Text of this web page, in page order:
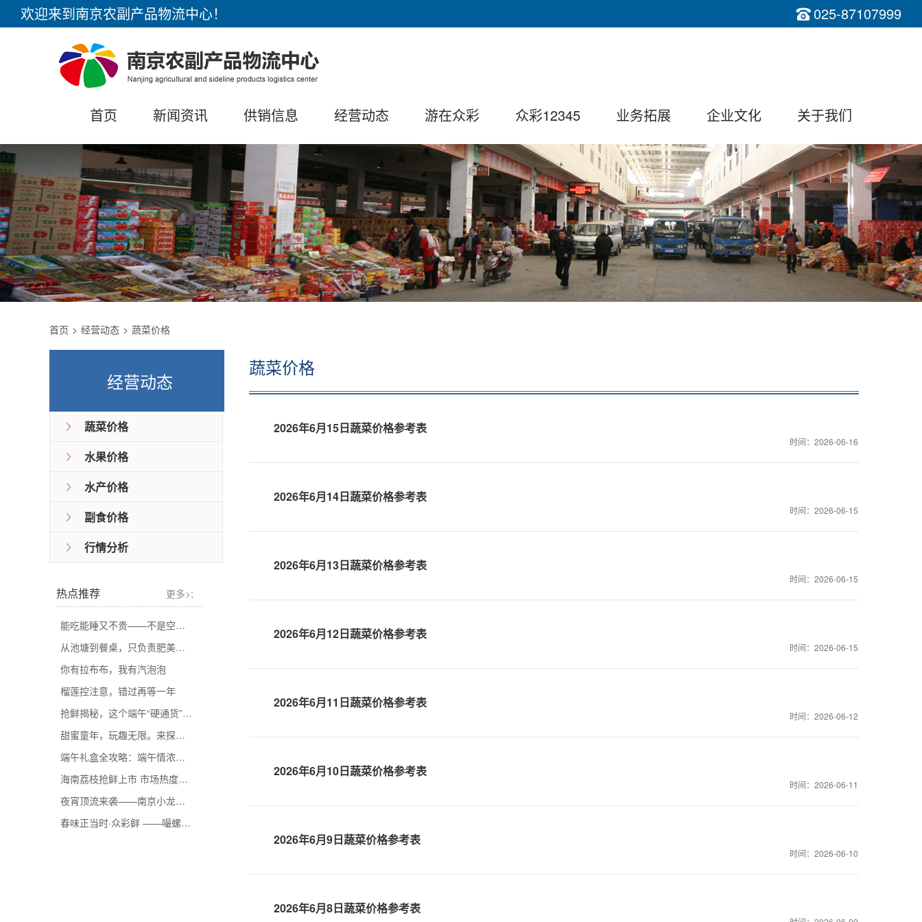
欢迎来到南京农副产品物流中心！ 025-87107999
首页 新闻资讯 供销信息 经营动态 游在众彩 众彩12345 业务拓展 企业文化 关于我们
首页 经营动态 蔬菜价格
经营动态
蔬菜价格
水果价格
水产价格
副食价格
行情分析
热点推荐 更多>;
能吃能睡又不贵——不是空调开不起，抱着冬瓜更有性价比
从池塘到餐桌，只负责肥美不负责低调
你有拉布布，我有汽泡泡
榴莲控注意，错过再等一年
抢鲜揭秘，这个端午“硬通货”身价大起底
甜蜜童年，玩趣无限。来探秘众彩的糖玩宝藏
端午礼盒全攻略：端午情浓，“粽”有奇遇
海南荔枝抢鲜上市 市场热度持续攀升
夜宵顶流来袭——南京小龙虾鲜香上市
春味正当时·众彩鲜 ——嘬螺蛳、啃刀鱼、剥皮皮虾、吮蛏子，一口咬住整个春天
蔬菜价格
2026年6月15日蔬菜价格参考表
时间：2026-06-16
2026年6月14日蔬菜价格参考表
时间：2026-06-15
2026年6月13日蔬菜价格参考表
时间：2026-06-15
2026年6月12日蔬菜价格参考表
时间：2026-06-15
2026年6月11日蔬菜价格参考表
时间：2026-06-12
2026年6月10日蔬菜价格参考表
时间：2026-06-11
2026年6月9日蔬菜价格参考表
时间：2026-06-10
2026年6月8日蔬菜价格参考表